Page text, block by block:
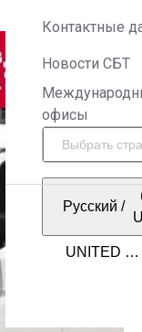
Контактные
Новости СБТ
офисы
Русский /